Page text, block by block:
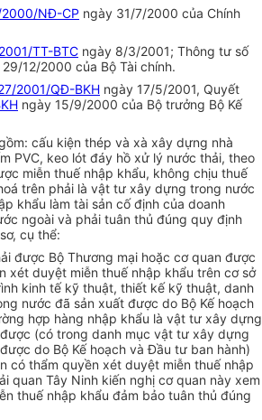
NĐ-CP ngày 31/7/2000 của Chính
TT-BTC ngày 8/3/2001; Thông tư số
12/2000 của Bộ Tài chính.
2001/QĐ-BKH ngày 17/5/2001, Quyết
ngày 15/9/2000 của Bộ trưởng Bộ Kế
cấu kiện thép và xà xây dựng nhà
PVC, keo lót đáy hồ xử lý nước thải, theo
miễn thuế nhập khẩu, không chịu thuế
trên phải là vật tư xây dựng trong nước
khẩu làm tài sản cố định của doanh
ngoài và phải tuân thủ đúng quy định
cụ thể:
được Bộ Thương mại hoặc cơ quan được
xét duyệt miễn thuế nhập khẩu trên cơ sở
kinh tế kỹ thuật, thiết kế kỹ thuật, danh
nước đã sản xuất được do Bộ Kế hoạch
hợp hàng nhập khẩu là vật tư xây dựng
(có trong danh mục vật tư xây dựng
do Bộ Kế hoạch và Đầu tư ban hành)
có thẩm quyền xét duyệt miễn thuế nhập
quan Tây Ninh kiến nghị cơ quan này xem
thuế nhập khẩu đảm bảo tuân thủ đúng